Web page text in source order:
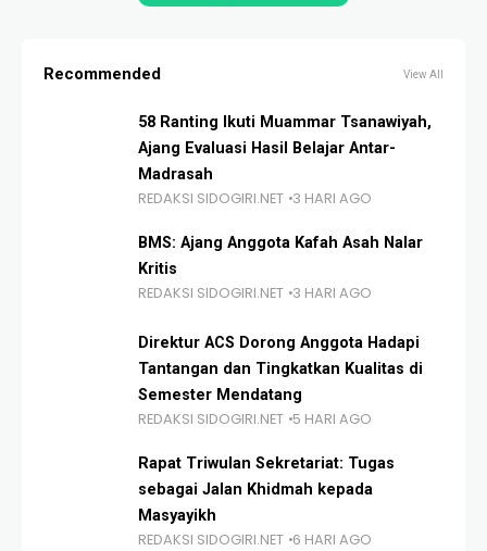
Recommended View All
58 Ranting Ikuti Muammar Tsanawiyah,
Ajang Evaluasi Hasil Belajar Antar-
Madrasah
REDAKSI SIDOGIRI.NET 3 HARI AGO
BMS: Ajang Anggota Kafah Asah Nalar
Kritis
REDAKSI SIDOGIRI.NET 3 HARI AGO
Direktur ACS Dorong Anggota Hadapi
Tantangan dan Tingkatkan Kualitas di
Semester Mendatang
REDAKSI SIDOGIRI.NET 5 HARI AGO
Rapat Triwulan Sekretariat: Tugas
sebagai Jalan Khidmah kepada
Masyayikh
REDAKSI SIDOGIRI.NET 6 HARI AGO